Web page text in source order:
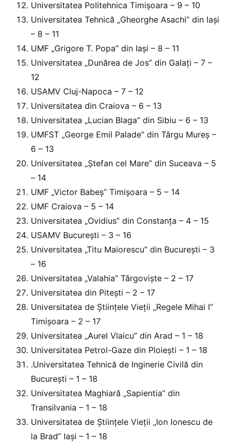
Universitatea Politehnica Timișoara – 9 – 10
Universitatea Tehnică „Gheorghe Asachi” din Iași
– 8 – 11
UMF „Grigore T. Popa” din Iași – 8 – 11
Universitatea „Dunărea de Jos” din Galați – 7 –
12
USAMV Cluj-Napoca – 7 – 12
Universitatea din Craiova – 6 – 13
Universitatea „Lucian Blaga” din Sibiu – 6 – 13
UMFST „George Emil Palade” din Târgu Mureș –
6 – 13
Universitatea „Ștefan cel Mare” din Suceava – 5
– 14
UMF „Victor Babeș” Timișoara – 5 – 14
UMF Craiova – 5 – 14
Universitatea „Ovidius” din Constanța – 4 – 15
USAMV București – 3 – 16
Universitatea „Titu Maiorescu” din București – 3
– 16
Universitatea „Valahia” Târgoviște – 2 – 17
Universitatea din Pitești – 2 – 17
Universitatea de Științele Vieții „Regele Mihai I”
Timișoara – 2 – 17
Universitatea „Aurel Vlaicu” din Arad – 1 – 18
Universitatea Petrol-Gaze din Ploiești – 1 – 18
.Universitatea Tehnică de Inginerie Civilă din
București – 1 – 18
Universitatea Maghiară „Sapientia” din
Transilvania – 1 – 18
Universitatea de Științele Vieții „Ion Ionescu de
la Brad” Iași – 1 – 18